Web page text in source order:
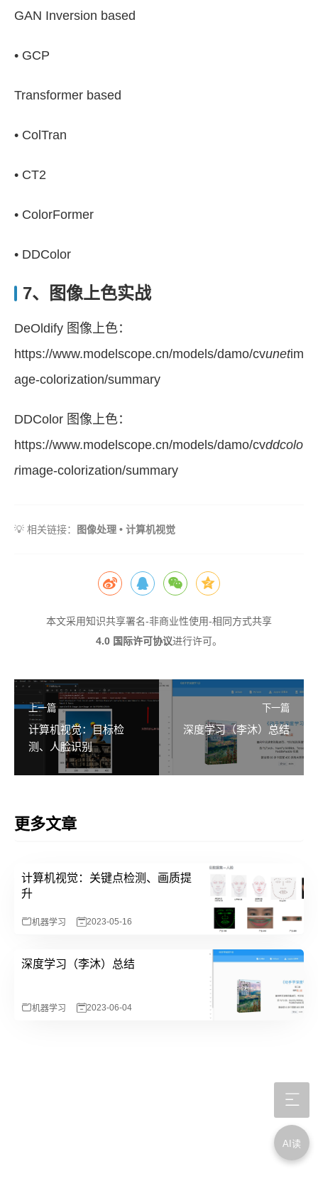
GAN Inversion based
• GCP
Transformer based
• ColTran
• CT2
• ColorFormer
• DDColor
7、图像上色实战
DeOldify 图像上色：
https://www.modelscope.cn/models/damo/cvunetim
age-colorization/summary
DDColor 图像上色：
https://www.modelscope.cn/models/damo/cvddcolo
rimage-colorization/summary
💡 相关链接： 图像处理 • 计算机视觉
本文采用知识共享署名-非商业性使用-相同方式共享
4.0 国际许可协议进行许可。
上一篇
计算机视觉：目标检
测、人脸识别
下一篇
深度学习（李沐）总结
AI读
更多文章
计算机视觉：关键点检测、画质提
升
机器学习 2023-05-16
深度学习（李沐）总结
机器学习 2023-06-04